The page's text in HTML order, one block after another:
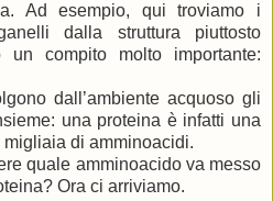
Ad esempio, qui troviamo i
dalla struttura piuttosto
compito molto importante:
dall’ambiente acquoso gli
una proteina è infatti una
di amminoacidi.
quale amminoacido va messo
Ora ci arriviamo.